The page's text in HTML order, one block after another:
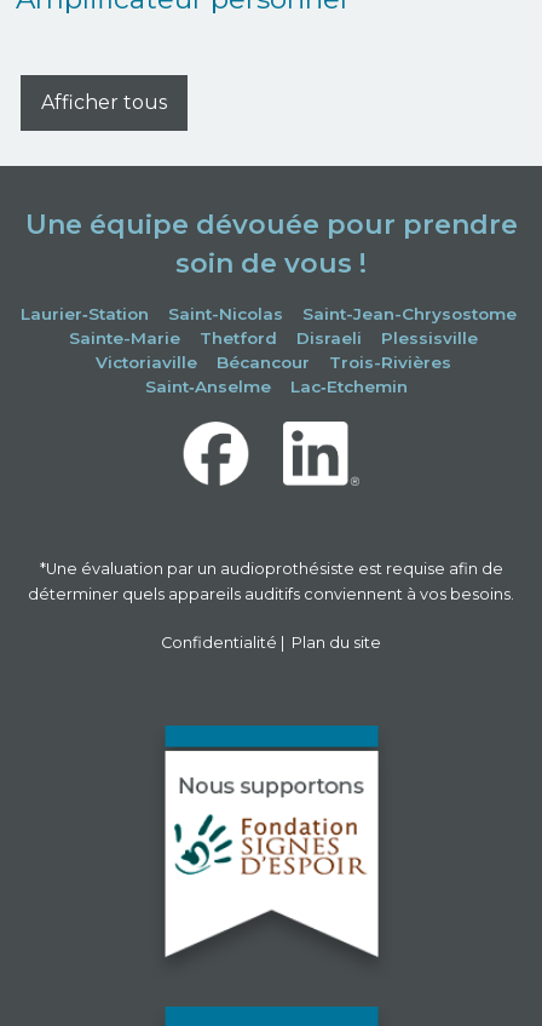
Afficher tous
Une équipe dévouée pour prendre
soin de vous !
Laurier‑Station Saint-Nicolas
Saint-Jean-Chrysostome
Sainte-Marie
Thetford Disraeli
Plessisville
Victoriaville
Bécancour
Trois-Rivières
Saint‑Anselme
Lac‑Etchemin
*Une évaluation par un audioprothésiste est requise afin de
déterminer quels appareils auditifs conviennent à vos besoins.
Confidentialité Plan du site